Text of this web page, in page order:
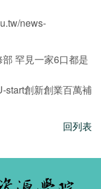
news-
罕見一家6口都是
start創新創業百萬補
回列表